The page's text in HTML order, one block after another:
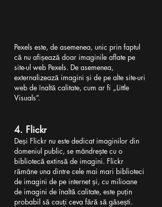
Pexels este, de asemenea, unic prin faptul
că nu afișează doar imaginile aflate pe
site-ul web Pexels. De asemenea,
externalizează imagini și de pe alte site-uri
web de înaltă calitate, cum ar fi „Little
Visuals”.
4. Flickr
Deși Flickr nu este dedicat imaginilor din
domeniul public, se mândrește cu o
bibliotecă extinsă de imagini. Flickr
rămâne una dintre cele mai mari biblioteci
de imagini de pe internet și, cu milioane
de imagini de înaltă calitate, este puțin
probabil să cauți ceva fără să găsești.